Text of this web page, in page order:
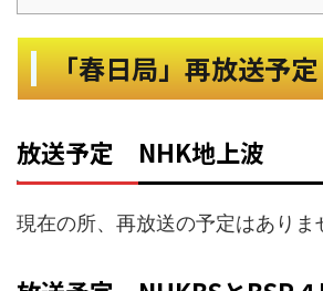
「春日局」再放送予定
放送予定 NHK地上波
現在の所、再放送の予定はありま